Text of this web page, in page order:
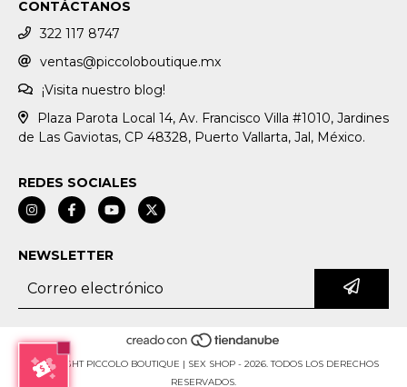
CONTÁCTANOS
322 117 8747
ventas@piccoloboutique.mx
¡Visita nuestro blog!
Plaza Parota Local 14, Av. Francisco Villa #1010, Jardines
de Las Gaviotas, CP 48328, Puerto Vallarta, Jal, México.
REDES SOCIALES
NEWSLETTER
COPYRIGHT PICCOLO BOUTIQUE | SEX SHOP - 2026. TODOS LOS DERECHOS
RESERVADOS.